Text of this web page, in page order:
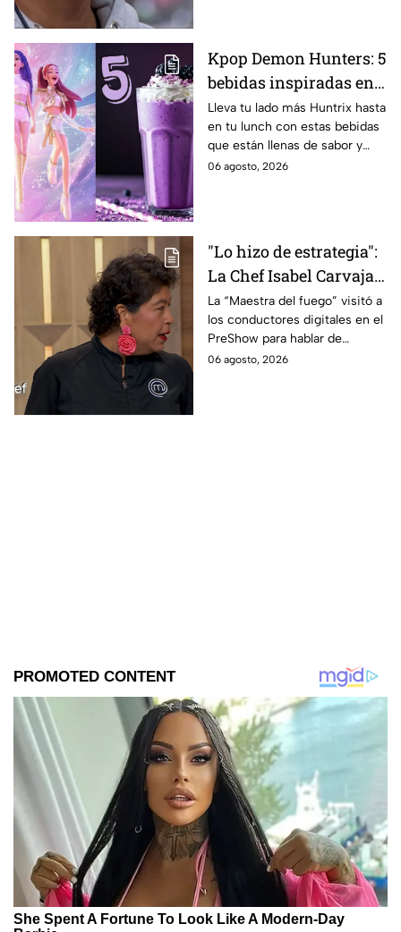
Kpop Demon Hunters: 5
bebidas inspiradas en
las guerreras Huntrix
para llevar a la escuela
este regreso a clases
2026; son saludables y
Lleva tu lado más Huntrix hasta
en tu lunch con estas bebidas
que están llenas de sabor y
frescura.
06 agosto, 2026
"Lo hizo de estrategia":
La Chef Isabel Carvajal
opina sobre la decisión
de Ramahá de subir a
Daniela al balcón de
MasterChef 24/7
La “Maestra del fuego” visitó a
los conductores digitales en el
PreShow para hablar de
algunos de los sucesos más
06 agosto, 2026